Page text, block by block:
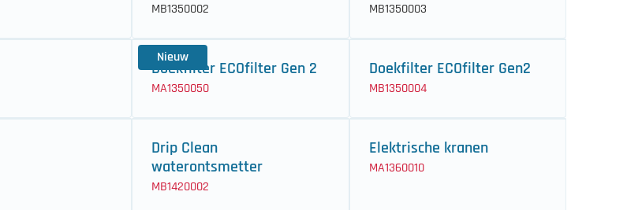
MB1350002 MB1350003
Nieuw
Doekfilter ECOfilter Gen 2
MA1350050
Doekfilter ECOfilter Gen2
MB1350004
Drip Clean
waterontsmetter
MB1420002
Elektrische kranen
MA1360010